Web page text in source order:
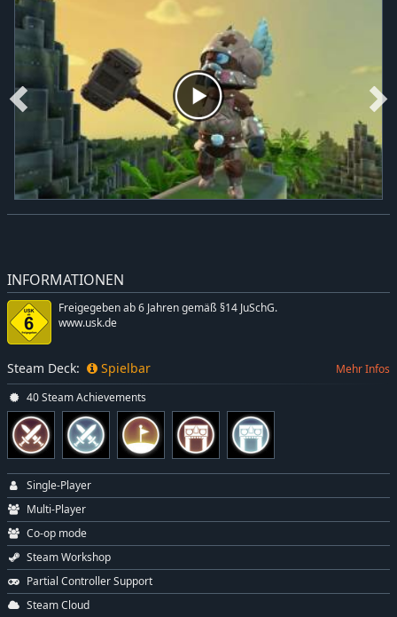
INFORMATIONEN
Freigegeben ab 6 Jahren gemäß §14 JuSchG.
www.usk.de
Steam Deck: Spielbar Mehr Infos
40 Steam Achievements
Single-Player
Multi-Player
Co-op mode
Steam Workshop
Partial Controller Support
Steam Cloud